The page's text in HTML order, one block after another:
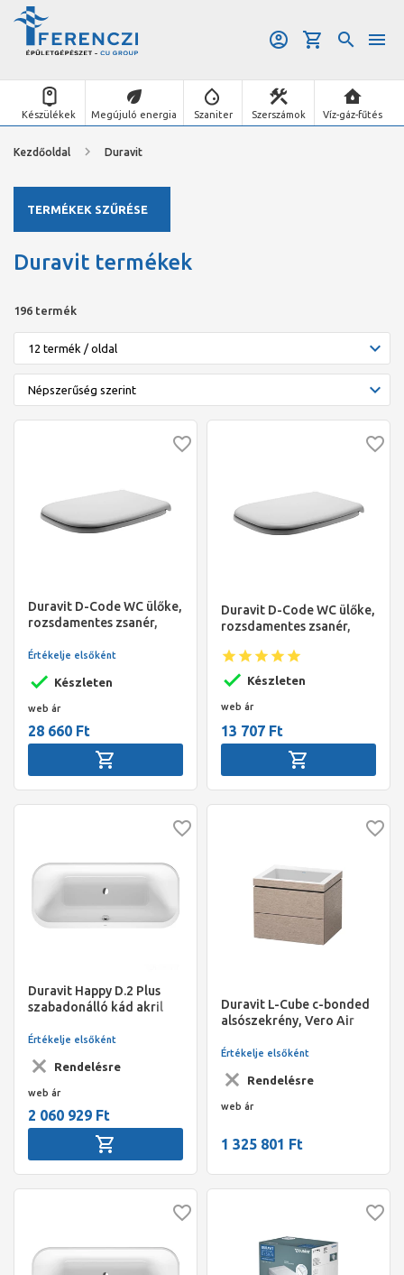
Készülékek Megújuló energia Szaniter Szerszámok Víz-gáz-fűtés
Kezdőoldal Duravit
Duravit termékek
196 termék
Duravit D-Code WC ülőke,
rozsdamentes zsanér,
Készleten
Értékelje elsőként
web ár
28 660 Ft
Duravit D-Code WC ülőke,
rozsdamentes zsanér,
Készleten
web ár
13 707 Ft
Duravit Happy D.2 Plus
szabadonálló kád akril
1800x800x460 mm/170 l,
Rendelésre
Értékelje elsőként
web ár
2 060 929 Ft
Duravit L-Cube c-bonded
alsószekrény, Vero Air
mm, kasmír tölgy szín
Rendelésre
Értékelje elsőként
web ár
1 325 801 Ft
TERMÉKEK SZŰRÉSE